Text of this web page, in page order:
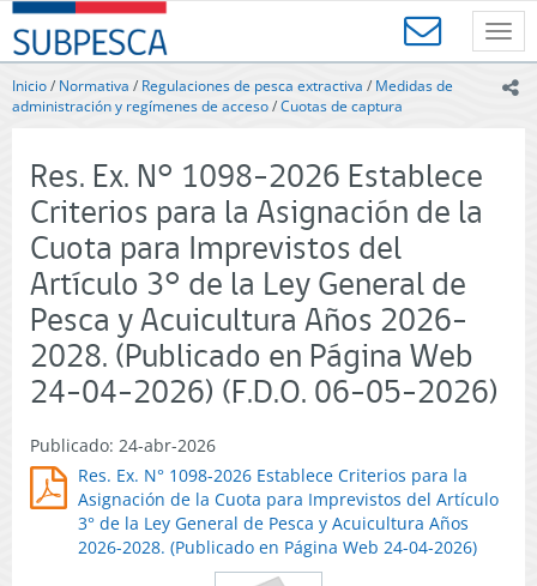
Contenido
principal
SUBPESCA
-
Subsecretaría
de
Acuicultura
Gobierno
de
Chile
Inicio/ Normativa / Regulaciones de pesca extractiva / Medidas de
administración y regímenes de acceso/Cuotas de captura
Res. Ex. N° 1098-2026 Establece
Criterios para la Asignación de la
Cuota para Imprevistos del
Artículo 3° de la Ley General de
Pesca y Acuicultura Años 2026-
2028. (Publicado en Página Web
24-04-2026) (F.D.O. 06-05-2026)
Publicado: 24-abr-2026
Res. Ex. N° 1098-2026 Establece Criterios para la
Asignación de la Cuota para Imprevistos del Artículo
3° de la Ley General de Pesca y Acuicultura Años
2026-2028. (Publicado en Página Web 24-04-2026)